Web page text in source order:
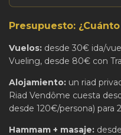
Presupuesto:
Vuelos: desde 30€ ida/
Vueling, desde 80€ con
Alojamiento: un riad
Riad Vendôme cuesta
desde 120€/persona) para
Hammam + masaje: